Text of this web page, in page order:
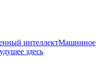
интеллектМашинное
здесь